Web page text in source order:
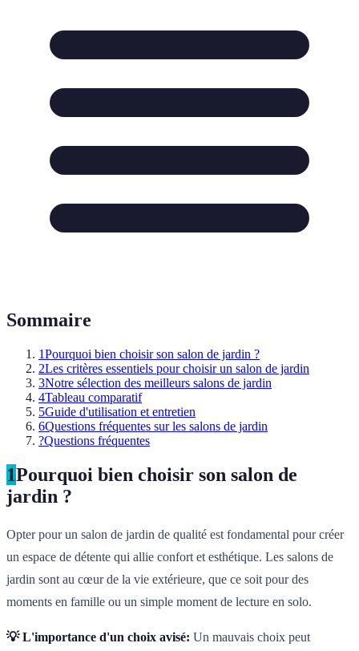
Sommaire
1Pourquoi bien choisir son salon de jardin ?
2Les critères essentiels pour choisir un salon de jardin
3Notre sélection des meilleurs salons de jardin
4Tableau comparatif
5Guide d'utilisation et entretien
6Questions fréquentes sur les salons de jardin
?Questions fréquentes
1Pourquoi bien choisir son salon de
jardin ?
Opter pour un salon de jardin de qualité est fondamental pour créer
un espace de détente qui allie confort et esthétique. Les salons de
jardin sont au cœur de la vie extérieure, que ce soit pour des
moments en famille ou un simple moment de lecture en solo.
💡 L'importance d'un choix avisé: Un mauvais choix peut